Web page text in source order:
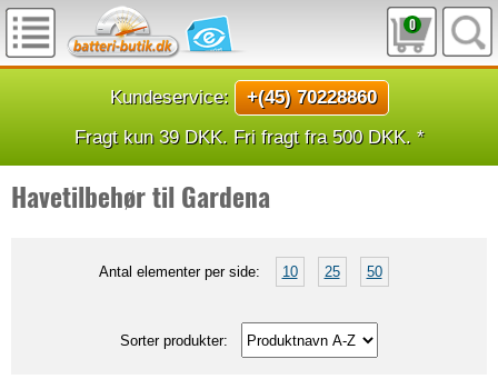
0
Kundeservice:
+(45) 70228860
Fragt kun 39 DKK. Fri fragt fra 500 DKK. *
Havetilbehør til Gardena
Antal elementer per side: 10 25 50
Sorter produkter: